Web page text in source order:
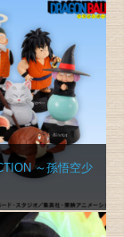
～孫悟空少